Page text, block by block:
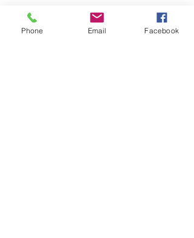
Nous contacter
Phone Email Facebook